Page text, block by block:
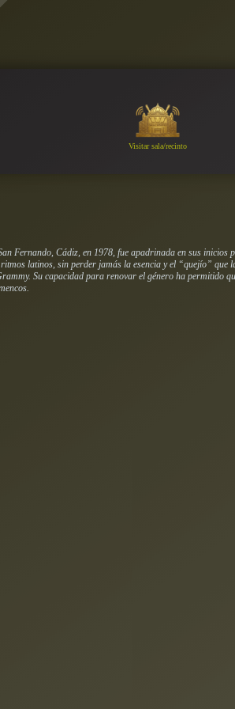
Visitar sala/recinto
Fernando, Cádiz, en 1978, fue apadrinada en sus inicios
latinos, sin perder jamás la esencia y el “quejío” que
Su capacidad para renovar el género ha permitido